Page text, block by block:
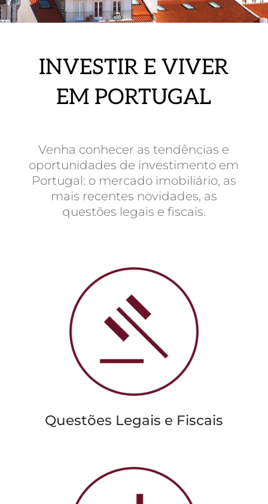
INVESTIR E VIVER
EM PORTUGAL
Venha conhecer as tendências e
oportunidades de investimento em
Portugal: o mercado imobiliário, as
mais recentes novidades, as
questões legais e fiscais.
Questões Legais e Fiscais